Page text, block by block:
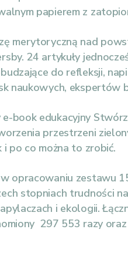
papierem z
merytoryczną nad
24 artykuły
do refleksji,
naukowych, ekspertów
book edukacyjny
przestrzeni
i po co można to zrobić.
opracowaniu zestawu
stopniach trudności
i ekologii.
297 553 razy